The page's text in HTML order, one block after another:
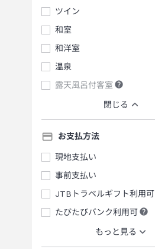
ツイン
和室
和洋室
温泉
露天風呂付客室
閉じる
お支払方法
現地支払い
事前支払い
JTBトラベルギフト利用可
たびたびバンク利用可
もっと見る